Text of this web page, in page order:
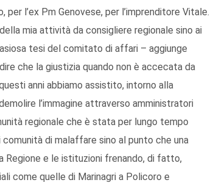
l’ex Pm Genovese, per l’imprenditore Vitale.
mia attività da consigliere regionale sino ai
tesi del comitato di affari – aggiunge
che la giustizia quando non è accecata da
anni abbiamo assistito, intorno alla
l’immagine attraverso amministratori
regionale che è stata per lungo tempo
di malaffare sino al punto che una
Regione e le istituzioni frenando, di fatto,
come quelle di Marinagri a Policoro e